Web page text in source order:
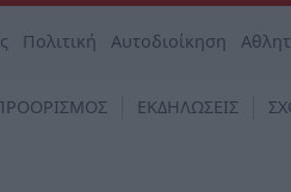
Πολιτική Αυτοδιοίκηση
ΕΚΔΗΛΩΣΕΙΣ